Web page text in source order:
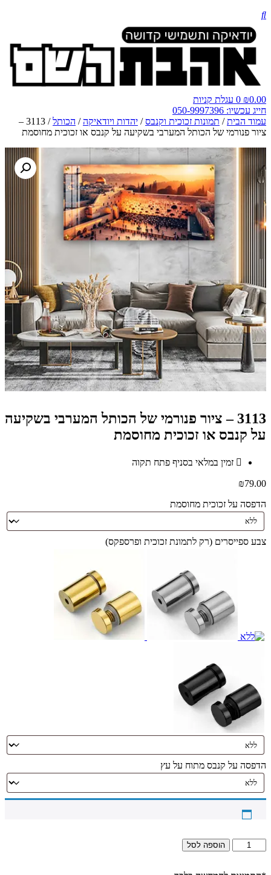
₪0.00
0 עגלת קניות
חייג עכשיו: 050-9997396
עמוד הבית/ תמונות זכוכית וקנבס/ יהדות ויודאיקה/ הכותל
/ 3113 –
ציור פנורמי של הכותל המערבי בשקיעה על קנבס או זכוכית מחוסמת
3113 – ציור פנורמי של הכותל המערבי בשקיעה
על קנבס או זכוכית מחוסמת
זמין במלאי בסניף פתח תקוה
₪79.00
הדפסה על זכוכית מחוסמת
צבע ספייסרים (רק לתמונת זכוכית ופרספקס)
הדפסה על קנבס מתוח על עץ
כמות
של
הוספה לסל